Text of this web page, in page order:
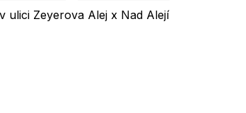
ulici Zeyerova Alej x Nad Alejí